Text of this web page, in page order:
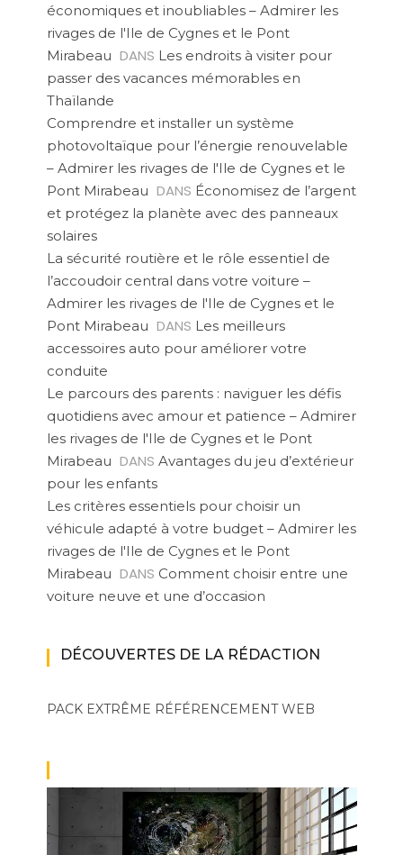
économiques et inoubliables – Admirer les
rivages de l'Ile de Cygnes et le Pont
Mirabeau DANS Les endroits à visiter pour
passer des vacances mémorables en
Thaïlande
Comprendre et installer un système
photovoltaïque pour l’énergie renouvelable
– Admirer les rivages de l'Ile de Cygnes et le
Pont Mirabeau DANS Économisez de l’argent
et protégez la planète avec des panneaux
solaires
La sécurité routière et le rôle essentiel de
l’accoudoir central dans votre voiture –
Admirer les rivages de l'Ile de Cygnes et le
Pont Mirabeau DANS Les meilleurs
accessoires auto pour améliorer votre
conduite
Le parcours des parents : naviguer les défis
quotidiens avec amour et patience – Admirer
les rivages de l'Ile de Cygnes et le Pont
Mirabeau DANS Avantages du jeu d’extérieur
pour les enfants
Les critères essentiels pour choisir un
véhicule adapté à votre budget – Admirer les
rivages de l'Ile de Cygnes et le Pont
Mirabeau DANS Comment choisir entre une
voiture neuve et une d’occasion
DÉCOUVERTES DE LA RÉDACTION
PACK EXTRÊME RÉFÉRENCEMENT WEB